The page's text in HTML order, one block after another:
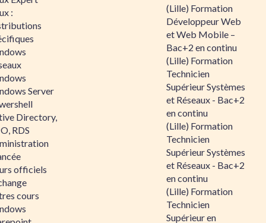
:
Server
Directory,
RDS
officiels
cours
(Lille) Formation
Développeur Web
et Web Mobile –
Bac+2 en continu
(Lille) Formation
Technicien
Supérieur Systèmes
et Réseaux - Bac+2
en continu
(Lille) Formation
Technicien
Supérieur Systèmes
et Réseaux - Bac+2
en continu
(Lille) Formation
Technicien
Supérieur en